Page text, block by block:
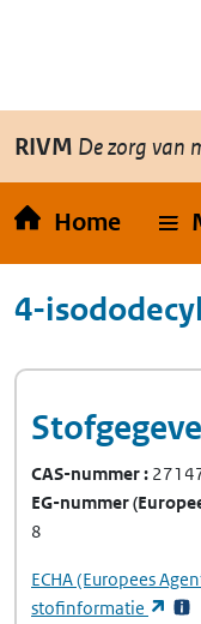
Overslaan en naar de
RIVM De zorg van
Home
4-
CAS-nummer
EG-nummer
8
ECHA(Europees
stofinformatie